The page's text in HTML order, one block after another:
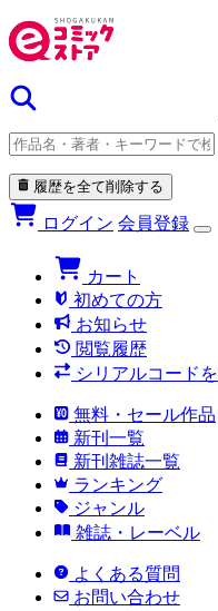
履歴を全て削除する
ログイン 会員登録
カート
初めての方
お知らせ
閲覧履歴
シリアルコード
無料・セール作品
新刊一覧
新刊雑誌一覧
ランキング
ジャンル
雑誌・レーベル
よくある質問
お問い合わせ